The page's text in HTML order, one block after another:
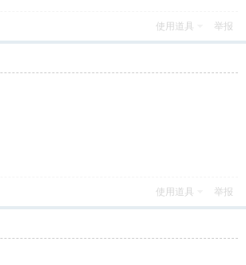
使用道具 举报
使用道具 举报